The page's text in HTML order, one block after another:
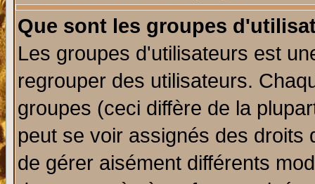
Que sont les groupes
Les groupes d'utilisateurs est
regrouper des utilisateurs.
groupes (ceci diffère de la
peut se voir assignés des
de gérer aisément différents